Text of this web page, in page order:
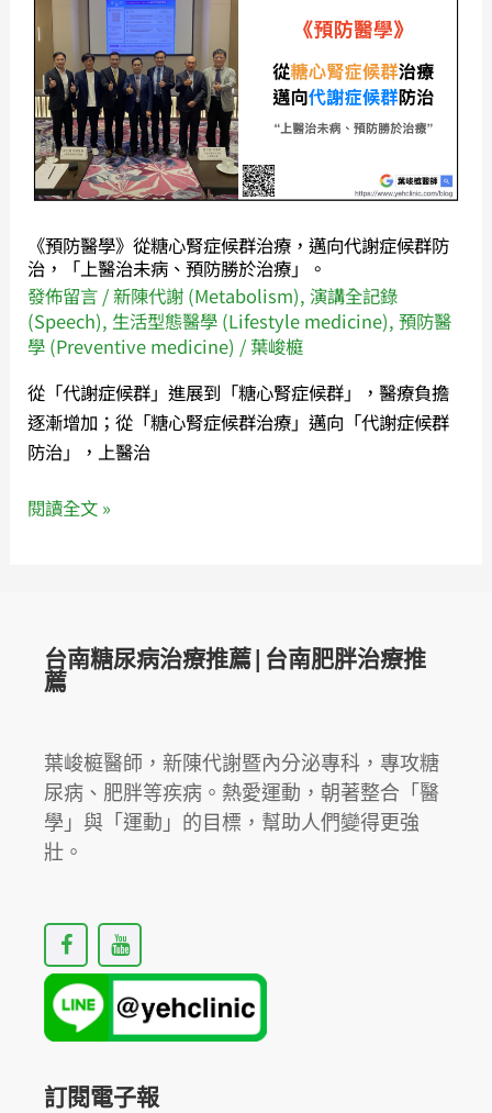
生
型
態
建
議。
《預防醫學》從糖心腎症候群治療，邁向代謝症候群防
治，「上醫治未病、預防勝於治療」。
發佈留言 /新陳代謝 (Metabolism),演講全記錄
(Speech), 生活型態醫學 (Lifestyle medicine),預防醫
學 (Preventive medicine) / 葉峻榳
從「代謝症候群」進展到「糖心腎症候群」，醫療負擔
逐漸增加；從「糖心腎症候群治療」邁向「代謝症候群
防治」，上醫治
防
醫
學》
從
糖
心
腎
候
群
治
療，
向
代
謝
症
候
「上
病、
勝
療」。
閱讀全文 »
台南糖尿病治療推薦|台南肥胖治療推
薦
葉峻榳醫師，新陳代謝暨內分泌專科，專攻糖
尿病、肥胖等疾病。熱愛運動，朝著整合「醫
學」與「運動」的目標，幫助人們變得更強
壯。
F
a
c
e
b
o
k
Y
o
u
t
u
b
訂閱電子報